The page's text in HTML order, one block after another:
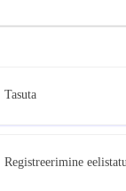
Tasuta
Registreerimine